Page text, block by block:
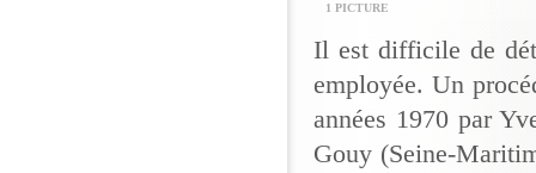
1 PICTURE
Il est difficile de
employée. Un
années 1970 par
Gouy (Seine-